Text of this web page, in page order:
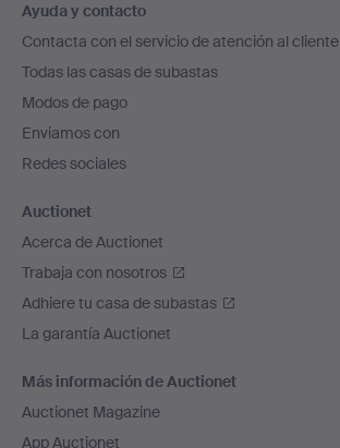
en
el
pie
de
página
Ayuda y contacto
Contacta con el servicio de atención al cliente
Todas las casas de subastas
Modos de pago
Enviamos con
Redes sociales
Auctionet
Acerca de Auctionet
Trabaja con nosotros
Adhiere tu casa de subastas
La garantía Auctionet
Más información de Auctionet
Auctionet Magazine
App Auctionet